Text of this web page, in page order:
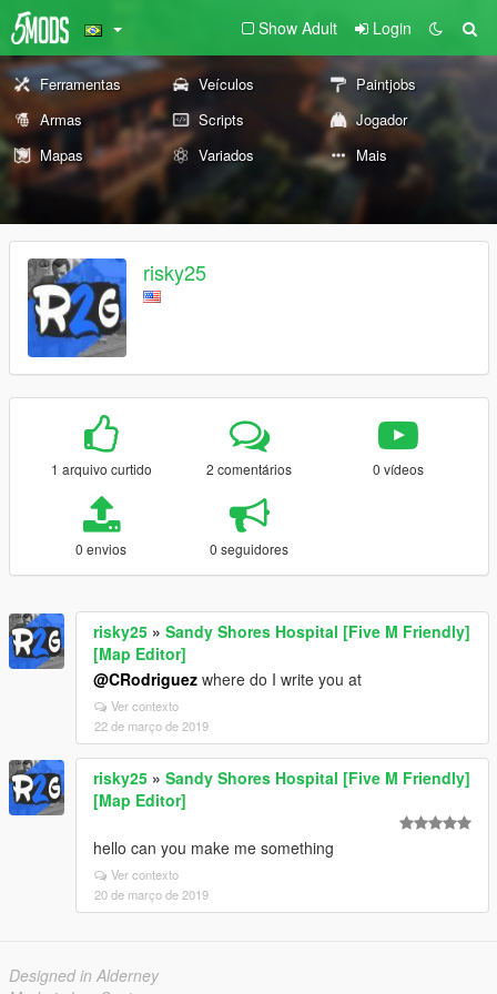
Show Adult Login
Ferramentas Veículos
Paintjobs
Armas
Scripts
Jogador
Mapas
Variados Mais
risky25
1 arquivo curtido 2 comentários 0 vídeos
0 envios 0 seguidores
risky25 » Sandy Shores Hospital [Five M Friendly]
[Map Editor]
@CRodriguez where do I write you at
Ver contexto
22 de março de 2019
risky25 » Sandy Shores Hospital [Five M Friendly]
[Map Editor]
hello can you make me something
Ver contexto
20 de março de 2019
Designed in Alderney